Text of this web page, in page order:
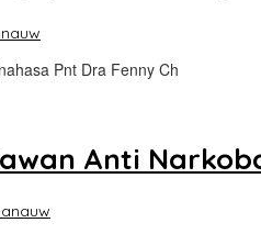
Pnt Dra Fenny Ch
Anti